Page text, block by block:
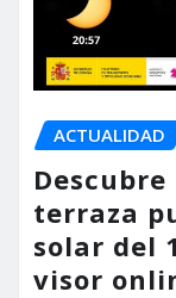
ACTUALIDAD
terraza
solar del
visor